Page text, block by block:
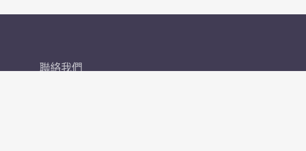
聯絡我們